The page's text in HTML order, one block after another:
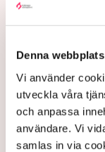
Denna
Vi använder
utveckla våra
och anpassa
användare. Vi
samlas in via
Nilsson.
problemet, det
utfälld vilar på
hade klarat sig
det inte varit
– Jag kan ju
de nya